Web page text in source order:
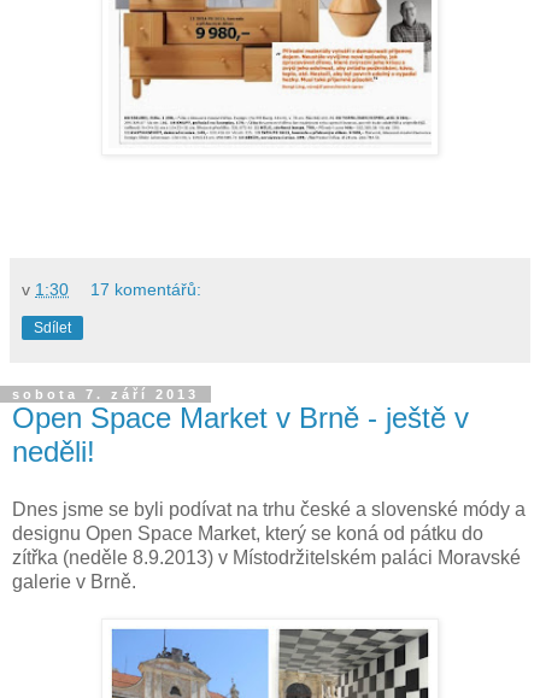
v 1:30 17 komentářů:
Sdílet
sobota 7. září 2013
Open Space Market v Brně - ještě v
neděli!
Dnes jsme se byli podívat na trhu české a slovenské módy a
designu Open Space Market, který se koná od pátku do
zítřka (neděle 8.9.2013) v Místodržitelském paláci Moravské
galerie v Brně.